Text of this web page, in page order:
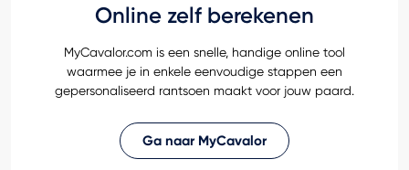
Online zelf berekenen
MyCavalor.com is een snelle, handige online tool
waarmee je in enkele eenvoudige stappen een
gepersonaliseerd rantsoen maakt voor jouw paard.
Ga naar MyCavalor